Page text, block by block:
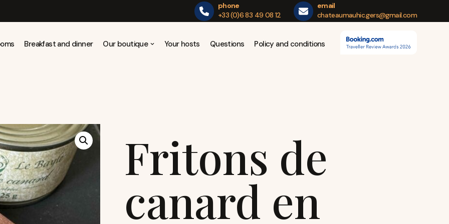
phone
+33 (0)6 83 49 08 12
email
chateaumauhic.gers@gmail.com
Breakfast and dinner Our boutique Your hosts Questions Policy and conditions
Fritons de
canard en